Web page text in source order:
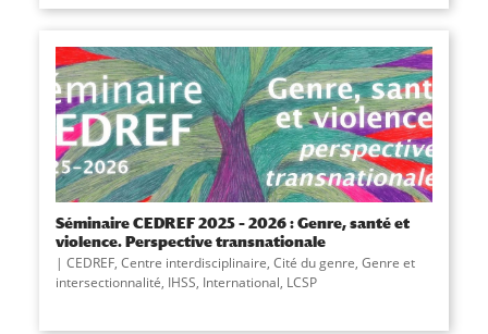
Séminaire CEDREF 2025 – 2026 : Genre, santé et
violence. Perspective transnationale
CEDREF, Centre interdisciplinaire, Cité du genre, Genre et
intersectionnalité, IHSS, International, LCSP